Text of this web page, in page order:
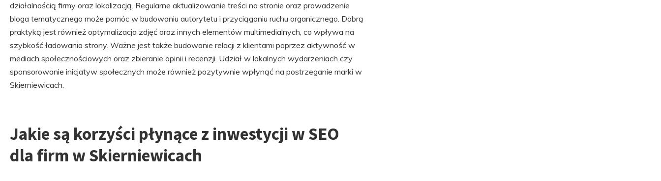
działalnością firmy oraz lokalizacją. Regularne aktualizowanie treści na stronie oraz prowadzenie
bloga tematycznego może pomóc w budowaniu autorytetu i przyciąganiu ruchu organicznego. Dobrą
praktyką jest również optymalizacja zdjęć oraz innych elementów multimedialnych, co wpływa na
szybkość ładowania strony. Ważne jest także budowanie relacji z klientami poprzez aktywność w
mediach społecznościowych oraz zbieranie opinii i recenzji. Udział w lokalnych wydarzeniach czy
sponsorowanie inicjatyw społecznych może również pozytywnie wpłynąć na postrzeganie marki w
Skierniewicach.
Jakie są korzyści płynące z inwestycji w SEO
dla firm w Skierniewicach